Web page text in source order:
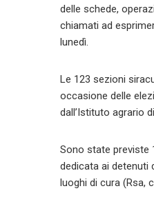
delle schede,
chiamati ad
lunedì.
Le 123 sezioni
occasione delle
dall’Istituto agrario
Sono state previste
dedicata ai detenuti
luoghi di cura (Rsa,